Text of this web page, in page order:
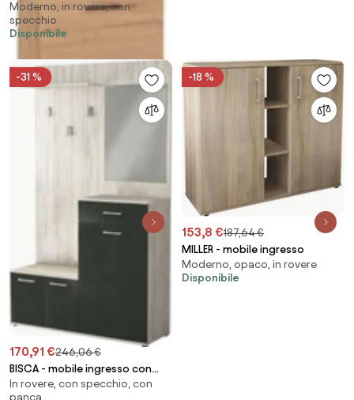
appendiabiti con specchio e
contenitore
Moderno, in rovere, con
specchio
Disponibile
-31 %
170,91 €246,06 €
BISCA - mobile ingresso con
attaccapanni
In rovere, con specchio, con
panca
-18 %
153,8 €187,64 €
MILLER - mobile ingresso
Moderno, opaco, in rovere
Disponibile